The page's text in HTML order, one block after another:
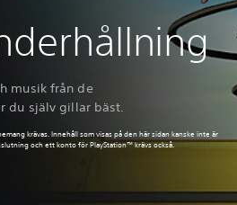
musik från de
du själv gillar bäst.
krävas. Innehåll som visas på den här sidan kanske inte är
och ett konto för PlayStation™ krävs också.